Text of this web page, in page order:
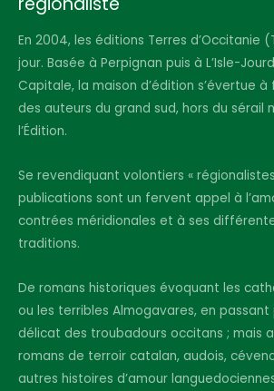
En 2004, les éditions Terres d’Occitanie
jour. Basée à Perpignan puis à L’Isle-
Capitale, la maison d’édition s’évertue
des auteurs du grand sud, hors du sérail
l’Édition.
Se revendiquant volontiers «
publications sont un fervent appel à
contrées méridionales et à ses
traditions.
De romans historiques évoquant les
ou les terribles Almogavares, en passant
délicat des troubadours occitans ; mais
romans de terroir catalan, audois,
autres histoires d’amour